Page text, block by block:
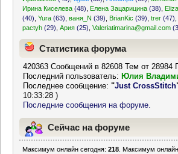
Ирина Киселева (48) Елена Зацарицина (38)
(40) ,Yura (63) ,ваня_N (39) BrianKic (39) ,trer (47)
pactyh (29) ,Ария (25) ,Valeriatimarina@gmail.com
Статистика форума
420363 Сообщений в 82608 Тем от 28984
Последний пользователь: Юлия
Последнее сообщение:"Just CrossStitch
10:33:28 )
Последние сообщения на форуме.
Сейчас на форуме
Максимум онлайн сегодня:218 . Максимум